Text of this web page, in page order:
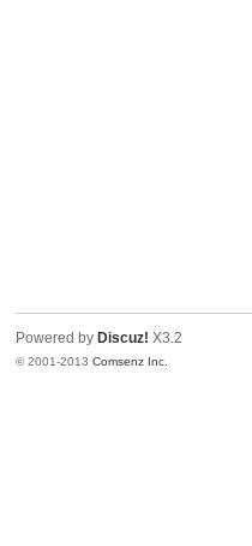
Powered by Discuz! X3.2
© 2001-2013Comsenz Inc.